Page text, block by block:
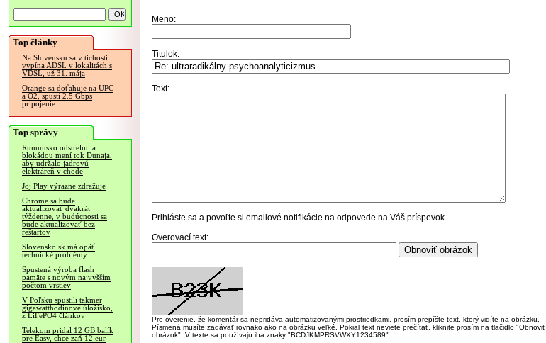
Top články
Na Slovensku sa v tichosti
vypína ADSL v lokalitách s
VDSL, už 31. mája
Orange sa doťahuje na UPC
a O2, spustí 2.5 Gbps
pripojenie
Top správy
Rumunsko odstrelmi a
blokádou mení tok Dunaja,
aby udržalo jadrovú
elektráreň v chode
Joj Play výrazne zdražuje
Chrome sa bude
aktualizovať dvakrát
týždenne, v budúcnosti sa
bude aktualizovať bez
reštartov
Slovensko.sk má opäť
technické problémy
Spustená výroba flash
pamäte s novým najvyšším
počtom vrstiev
V Poľsku spustili takmer
gigawatthodinové úložisko,
z LiFePO4 článkov
Telekom pridal 12 GB balík
pre Easy, chce zaň 12 eur
Meno:
Titulok:
Text:
Prihláste sa a povoľte si emailové notifikácie na odpovede na Váš príspevok.
Overovací text:
Pre overenie, že komentár sa nepridáva automatizovanými prostriedkami, prosím prepíšte text, ktorý vidíte na obrázku.
Písmená musíte zadávať rovnako ako na obrázku veľké. Pokiaľ text neviete prečítať, kliknite prosím na tlačidlo "Obnoviť
obrázok". V texte sa používajú iba znaky "BCDJKMPRSVWXY1234589".